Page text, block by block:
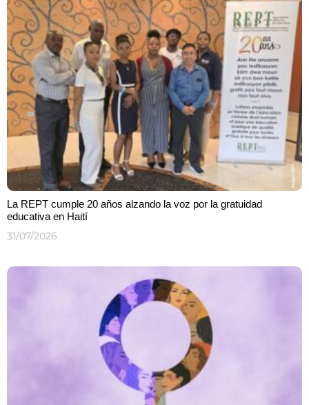
La REPT cumple 20 años alzando la voz por la gratuidad
educativa en Haití
31/07/2026